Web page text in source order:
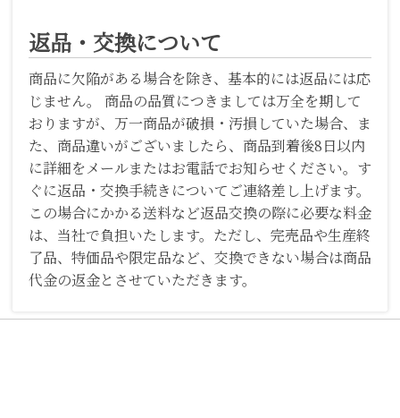
返品・交換について
商品に欠陥がある場合を除き、基本的には返品には応
じません。 商品の品質につきましては万全を期して
おりますが、万一商品が破損・汚損していた場合、ま
た、商品違いがございましたら、商品到着後8日以内
に詳細をメールまたはお電話でお知らせください。す
ぐに返品・交換手続きについてご連絡差し上げます。
この場合にかかる送料など返品交換の際に必要な料金
は、当社で負担いたします。ただし、完売品や生産終
了品、特価品や限定品など、交換できない場合は商品
代金の返金とさせていただきます。